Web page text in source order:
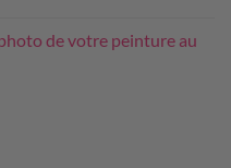
de votre peinture au